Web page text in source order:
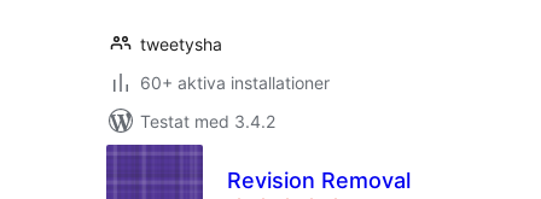
tweetysha
60+ aktiva installationer
Testat med 3.4.2
Revision Removal